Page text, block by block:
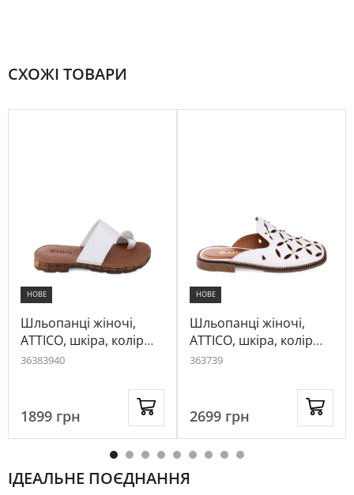
СХОЖІ ТОВАРИ
НОВЕ
Шльопанці жіночі,
ATTICO, шкіра, колір
білий, 1024356
36383940
1899 грн
НОВЕ
Шльопанці жіночі,
ATTICO, шкіра, колір
білий, 1093964
363739
2699 грн
ІДЕАЛЬНЕ ПОЄДНАННЯ